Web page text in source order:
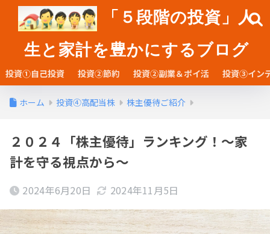
「５段階の投資」人
生と家計を豊かにするブログ
投資①自己投資 投資②節約 投資②副業＆ポイ活 投資③イン
ホーム 投資④高配当株 株主優待ご紹介
２０２４「株主優待」ランキング！～家
計を守る視点から～
2024年6月20日 2024年11月5日